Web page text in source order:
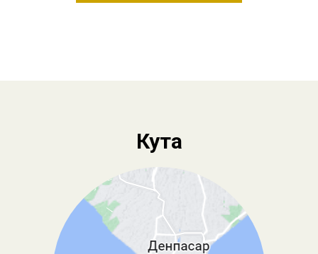
Кута